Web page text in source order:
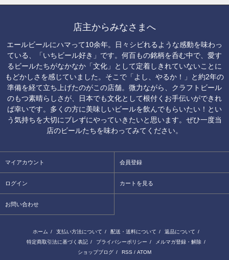
店主からみなさまへ
エールビールにハマって10余年。日々シビれるような感動を味わっ
ている、「いちビール好き」です。何百もの銘柄を呑む中で、愛す
るビールたちがなかなか「文化」として定着しきれていないことに
もどかしさを感じていました。そこで「よし、やるか！」と約2年の
準備を経て立ち上げたのがこの店舗。微力ながら、クラフトビール
のもつ素晴らしさが、日本でも文化として根付くお手伝いができれ
ば幸いです。多くの方に美味しいビールを飲んでもらいたい！とい
う気持ちを大切にブレずにやっていきたいと思います。ぜひ一度当
店のビールたちを味わってみてください。
マイアカウント 会員登録
ログイン カートを見る
お問い合わせ
ホーム / 支払い方法について / 配送・送料について / 返品について /
特定商取引法に基づく表記 / プライバシーポリシー / メルマガ登録・解除 /
ショップブログ / RSS / ATOM